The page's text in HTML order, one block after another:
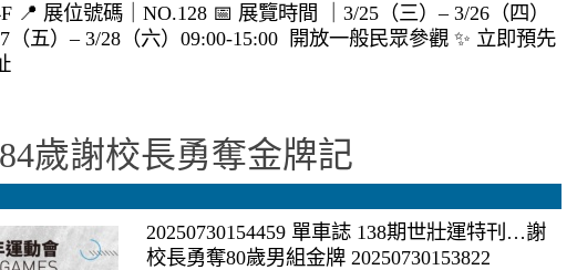
📍 展位號碼｜NO.128 📅 展覽時間 ｜3/25（三）– 3/26（四）
（五）– 3/28（六）09:00-15:00 開放一般民眾參觀 ✨ 立即預先
歲謝校長勇奪金牌記
20250730154459 單車誌 138期世壯運特刊…謝
校長勇奪80歲男組金牌 20250730153822